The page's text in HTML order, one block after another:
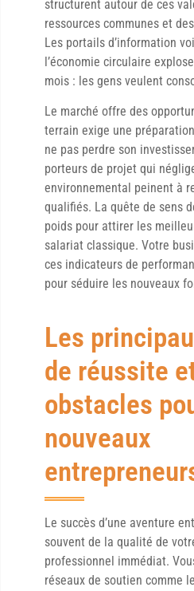
structurent autour de ces
ressources communes et
Les portails d’information
l’économie circulaire
mois : les gens veulent
Le marché offre des
terrain exige une
ne pas perdre son
porteurs de projet qui
environnemental peinent à
qualifiés. La quête de sens
poids pour attirer les
salariat classique. Votre
ces indicateurs de
pour séduire les nouveaux
Les
de réussite
obstacles
nouveaux
Le succès d’une aventure
souvent de la qualité de
professionnel immédiat.
réseaux de soutien comme